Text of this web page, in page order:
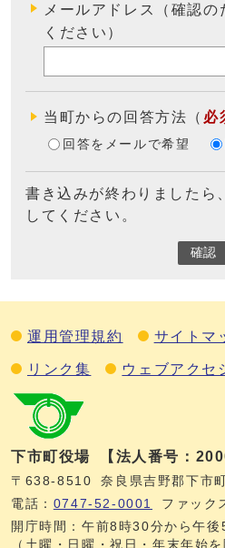
メールアドレス（確認
ください）
当町からの回答方法 （ 必
回答をメールで希望
書き込みが終わりましたら
してください。
確認
運用管理規約 サイトマ
リンク集 ウェブアクセ
下市町役場 【法人番号：
〒638-8510
奈良県吉野郡下市
電話： 0747‐52‐0001
ファック
開庁時間：午前8時30分から午後
（土曜・日曜・祝日・年末年始を